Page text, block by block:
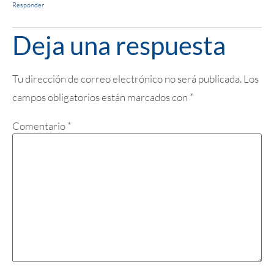
Responder
Deja una respuesta
Tu dirección de correo electrónico no será publicada.Los
campos obligatorios están marcados con *
Comentario*